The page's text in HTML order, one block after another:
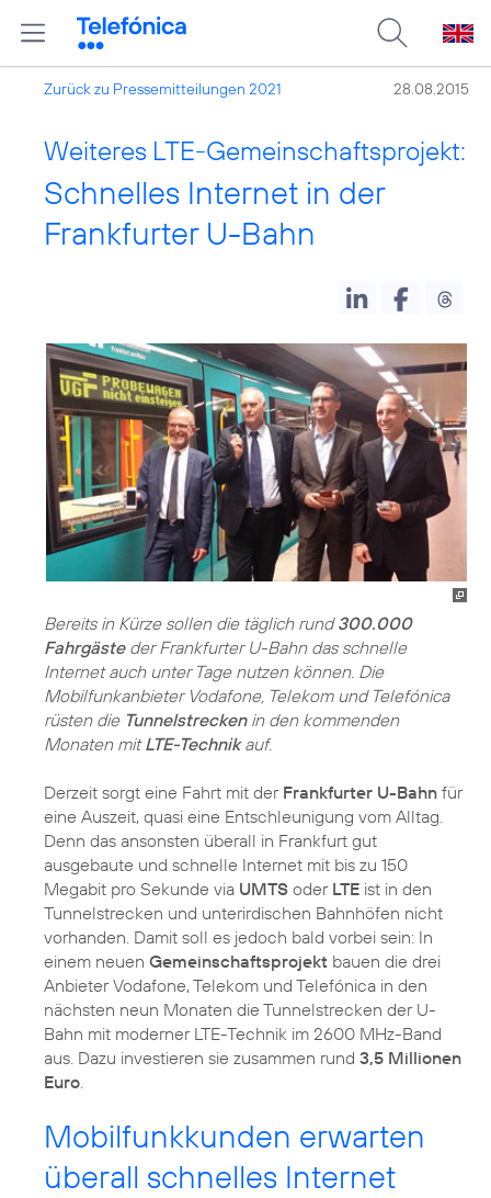
Zurück zu Pressemitteilungen 2021 28.08.2015
Weiteres LTE-Gemeinschaftsprojekt:
Schnelles Internet in der
Frankfurter U-Bahn
Bereits in Kürze sollen die täglich rund300.000
Fahrgästeder Frankfurter U-Bahn das schnelle
Internet auch unter Tage nutzen können. Die
Mobilfunkanbieter Vodafone, Telekom und Telefónica
rüsten die Tunnelstreckenin den kommenden
Monaten mitLTE-Technikauf.
Derzeit sorgt eine Fahrt mit der Frankfurter U-Bahn für
eine Auszeit, quasi eine Entschleunigung vom Alltag.
Denn das ansonsten überall in Frankfurt gut
ausgebaute und schnelle Internet mit bis zu 150
Megabit pro Sekunde via UMTS oder LTE ist in den
Tunnelstrecken und unterirdischen Bahnhöfen nicht
vorhanden. Damit soll es jedoch bald vorbei sein: In
einem neuen Gemeinschaftsprojekt bauen die drei
Anbieter Vodafone, Telekom und Telefónica in den
nächsten neun Monaten die Tunnelstrecken der U-
Bahn mit moderner LTE-Technik im 2600 MHz-Band
aus. Dazu investieren sie zusammen rund 3,5 Millionen
Euro
Mobilfunkkunden erwarten
überall schnelles Internet